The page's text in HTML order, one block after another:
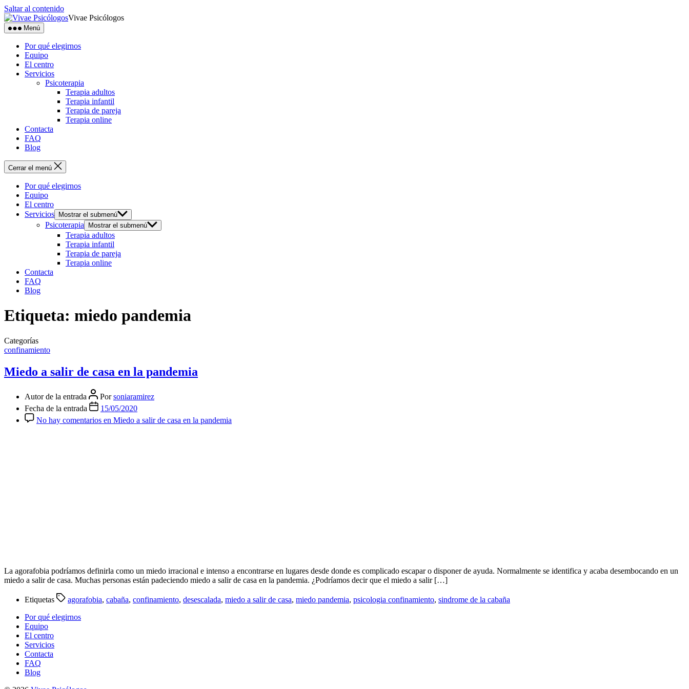
Saltar al contenido
Vivae Psicólogos
Menú
Por qué elegirnos
Equipo
El centro
Servicios
Psicoterapia
Terapia adultos
Terapia infantil
Terapia de pareja
Terapia online
Contacta
FAQ
Blog
Cerrar el menú
Por qué elegirnos
Equipo
El centro
Servicios
Mostrar el submenú
Psicoterapia Mostrar el submenú
Terapia adultos
Terapia infantil
Terapia de pareja
Terapia online
Contacta
FAQ
Blog
Etiqueta: miedo pandemia
Categorías
confinamiento
Miedo a salir de casa en la pandemia
Autor de la entrada Porsoniaramirez
Fecha de la entrada
15/05/2020
No hay comentarios en Miedo a salir de casa en la pandemia
La agorafobia podríamos definirla como un miedo irracional e intenso a encontrarse en lugares desde donde es complicado escapar o disponer de ayuda. Normalmente se identifica y acaba desembocando en un
miedo a salir de casa. Muchas personas están padeciendo miedo a salir de casa en la pandemia. ¿Podríamos decir que el miedo a salir […]
Etiquetas agorafobia, cabaña, confinamiento, desescalada, miedo a salir de casa, miedo pandemia, psicologia confinamiento, sindrome de la cabaña
Por qué elegirnos
Equipo
El centro
Servicios
Contacta
FAQ
Blog